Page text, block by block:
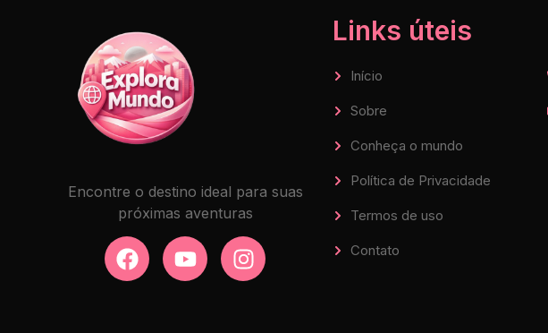
Encontre o destino ideal para suas
próximas aventuras
Links úteis
Início
Sobre
Conheça o mundo
Política de Privacidade
Termos de uso
Contato